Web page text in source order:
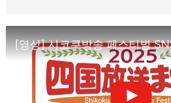
[영상] 시코쿠방송 페스티벌